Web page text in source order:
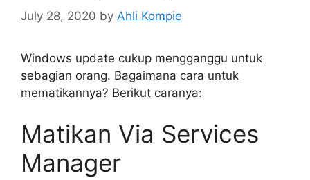
July 28, 2020 by Ahli Kompie
Windows update cukup mengganggu untuk
sebagian orang. Bagaimana cara untuk
mematikannya? Berikut caranya:
Matikan Via Services
Manager